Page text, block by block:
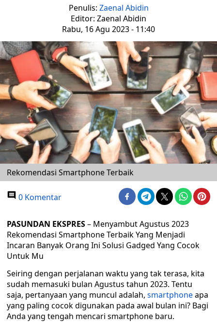
Penulis: Zaenal Abidin
Editor: Zaenal Abidin
Rabu, 16 Agu 2023 - 11:40
Rekomendasi Smartphone Terbaik
0 Komentar
PASUNDAN EKSPRES– Menyambut Agustus 2023
Rekomendasi Smartphone Terbaik Yang Menjadi
Incaran Banyak Orang Ini Solusi Gadged Yang Cocok
Untuk Mu
Seiring dengan perjalanan waktu yang tak terasa, kita
sudah memasuki bulan Agustus tahun 2023. Tentu
saja, pertanyaan yang muncul adalah, smartphoneapa
yang paling cocok digunakan pada awal bulan ini? Bagi
Anda yang tengah mencari smartphone baru.